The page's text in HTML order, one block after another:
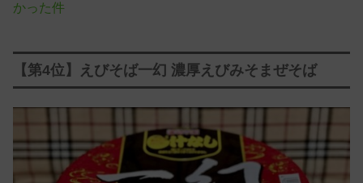
かった件
【第4位】えびそば一幻 濃厚えびみそまぜそば